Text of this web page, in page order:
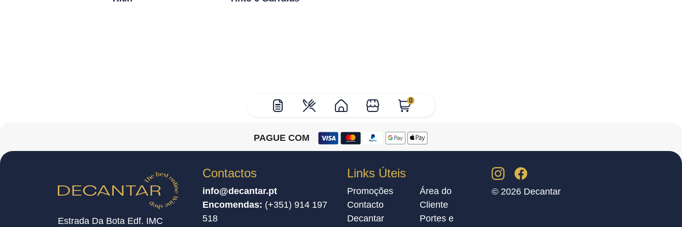
0
PAGUE COM
Estrada Da Bota Edf. IMC
Contactos
info@decantar.pt
Encomendas: (+351) 914 197
518
Links Úteis
Promoções
Contacto
Decantar
Área do
Cliente
Portes e
© 2026 Decantar